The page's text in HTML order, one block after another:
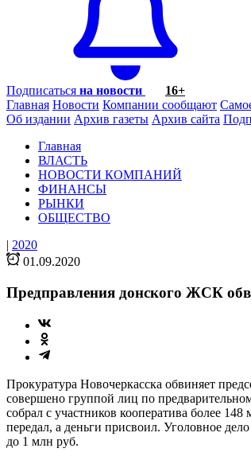
Подписаться на новости
16+
Главная Новости Компании сообщают
Об издании Архив газеты Архив сайта
Главная
ВЛАСТЬ
НОВОСТИ КОМПАНИЙ
ФИНАНСЫ
РЫНКИ
ОБЩЕСТВО
| 2020
01.09.2020
Предправления донского ЖСК
Прокуратура Новочеркасска обвиняет
совершено группой лиц по
собрал с участников кооператива более
передал, а деньги присвоил. Уголовное
до 1 млн руб.